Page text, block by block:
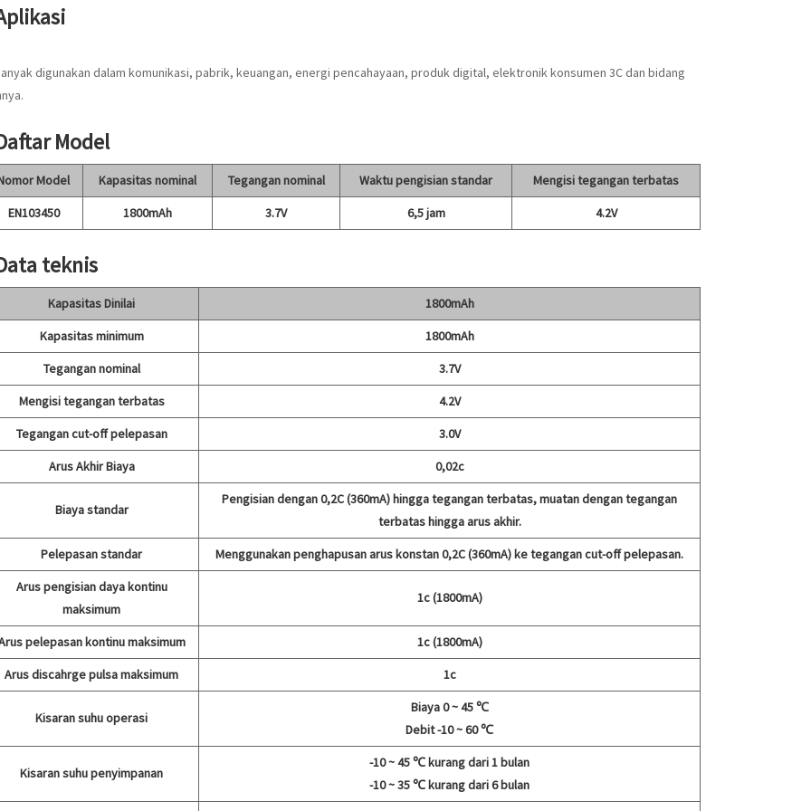
digunakan dalam komunikasi, pabrik, keuangan, energi pencahayaan, produk digital, elektronik konsumen 3C dan bidang
Model
Model Kapasitas nominal Tegangan nominal Waktu pengisian standar
Mengisi tegangan terbatas
EN103450
1800mAh 3.7V 6,5 jam 4.2V
teknis
Kapasitas Dinilai
1800mAh
Kapasitas minimum
1800mAh
Tegangan nominal
3.7V
Mengisi tegangan terbatas
4.2V
Tegangan cut-off pelepasan
3.0V
Arus Akhir Biaya
0,02c
Biaya standar
Pengisian dengan 0,2C (360mA) hingga tegangan terbatas, muatan dengan tegangan
terbatas hingga arus akhir.
Pelepasan standar
Menggunakan penghapusan arus konstan 0,2C (360mA) ke tegangan cut-off pelepasan.
Arus pengisian daya kontinu
maksimum
1c (1800mA)
pelepasan kontinu maksimum
1c (1800mA)
Arus discahrge pulsa maksimum
1c
Kisaran suhu operasi
Biaya 0 ~ 45 ℃
Debit -10 ~ 60 ℃
Kisaran suhu penyimpanan
-10 ~ 45 ℃ kurang dari 1 bulan
-10 ~ 35 ℃ kurang dari 6 bulan